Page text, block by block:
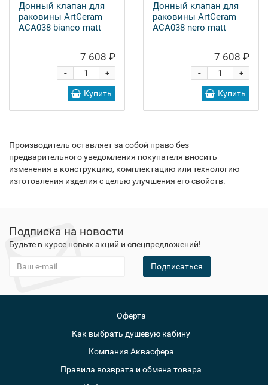
Донный клапан для
раковины ArtCeram
ACA038 bianco matt
7 608 ₽
+
-
Купить
Донный клапан для
раковины ArtCeram
ACA038 nero matt
7 608 ₽
+
-
Купить
Производитель оставляет за собой право без
предварительного уведомления покупателя вносить
изменения в конструкцию, комплектацию или технологию
изготовления изделия с целью улучшения его свойств.
Подписка на новости
Будьте в курсе новых акций и спецпредложений!
Подписаться
Оферта
Как выбрать душевую кабину
Компания Аквасфера
Правила возврата и обмена товара